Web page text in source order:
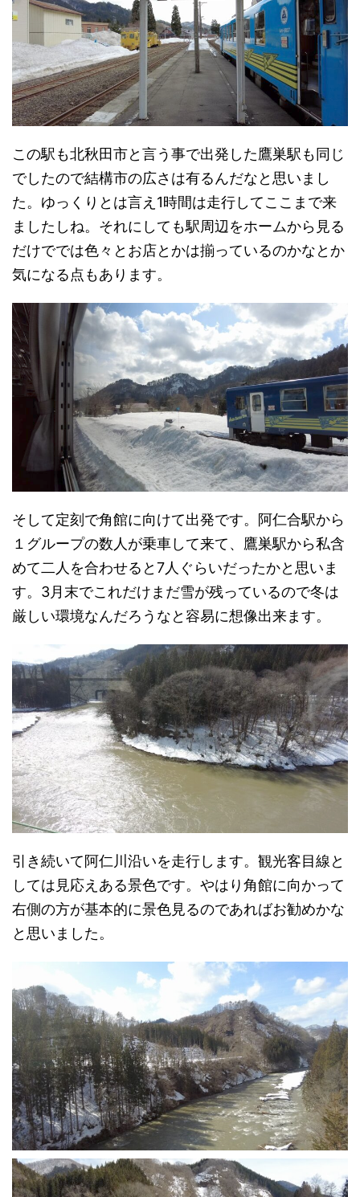
この駅も北秋田市と言う事で出発した鷹巣駅も同じ
でしたので結構市の広さは有るんだなと思いまし
た。ゆっくりとは言え1時間は走行してここまで来
ましたしね。それにしても駅周辺をホームから見る
だけででは色々とお店とかは揃っているのかなとか
気になる点もあります。
そして定刻で角館に向けて出発です。阿仁合駅から
１グループの数人が乗車して来て、鷹巣駅から私含
めて二人を合わせると7人ぐらいだったかと思いま
す。3月末でこれだけまだ雪が残っているので冬は
厳しい環境なんだろうなと容易に想像出来ます。
引き続いて阿仁川沿いを走行します。観光客目線と
しては見応えある景色です。やはり角館に向かって
右側の方が基本的に景色見るのであればお勧めかな
と思いました。